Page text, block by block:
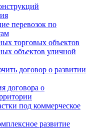
перевозок по
торговых объектов
объектов уличной
договор о развитии
договора о
под коммерческое
развитие